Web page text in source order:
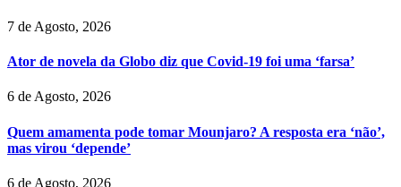
7 de Agosto, 2026
Ator de novela da Globo diz que Covid-19 foi uma ‘farsa’
6 de Agosto, 2026
Quem amamenta pode tomar Mounjaro? A resposta era ‘não’,
mas virou ‘depende’
6 de Agosto, 2026